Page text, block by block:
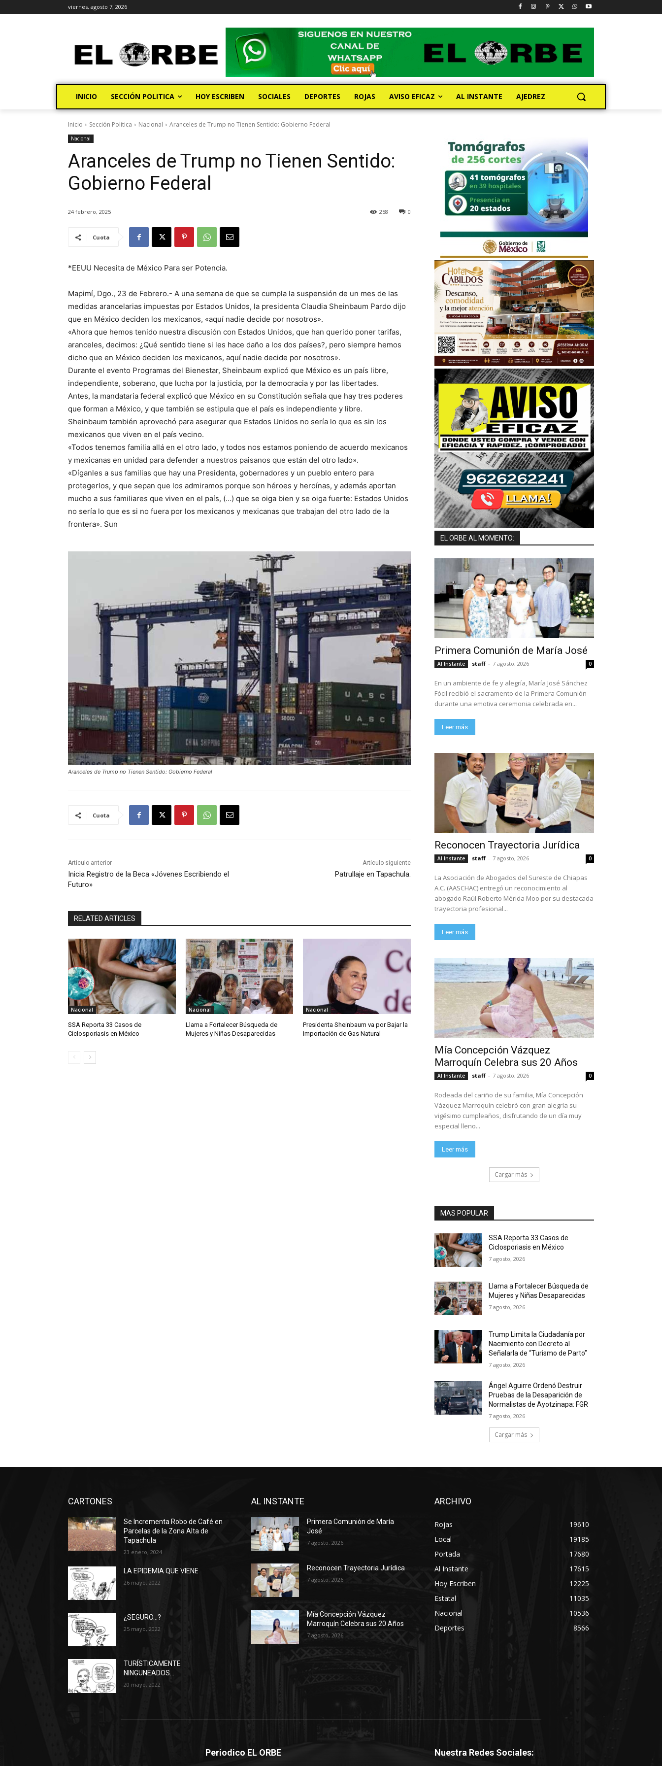
viernes, agosto 7, 2026
INICIO SECCIÓN POLITICA HOY ESCRIBEN SOCIALES DEPORTES ROJAS AVISO EFICAZ AL INSTANTE AJEDREZ
Inicio Sección Politica Nacional Aranceles de Trump no Tienen Sentido: Gobierno Federal
Nacional
Aranceles de Trump no Tienen Sentido:
Gobierno Federal
24 febrero, 2025 0
258
Cuota
*EEUU Necesita de México Para ser Potencia.
Mapimí, Dgo., 23 de Febrero.- A una semana de que se cumpla la suspensión de un mes de las
medidas arancelarias impuestas por Estados Unidos, la presidenta Claudia Sheinbaum Pardo dijo
que en México deciden los mexicanos, «aquí nadie decide por nosotros».
«Ahora que hemos tenido nuestra discusión con Estados Unidos, que han querido poner tarifas,
aranceles, decimos: ¿Qué sentido tiene si les hace daño a los dos países?, pero siempre hemos
dicho que en México deciden los mexicanos, aquí nadie decide por nosotros».
Durante el evento Programas del Bienestar, Sheinbaum explicó que México es un país libre,
independiente, soberano, que lucha por la justicia, por la democracia y por las libertades.
Antes, la mandataria federal explicó que México en su Constitución señala que hay tres poderes
que forman a México, y que también se estipula que el país es independiente y libre.
Sheinbaum también aprovechó para asegurar que Estados Unidos no sería lo que es sin los
mexicanos que viven en el país vecino.
«Todos tenemos familia allá en el otro lado, y todos nos estamos poniendo de acuerdo mexicanos
y mexicanas en unidad para defender a nuestros paisanos que están del otro lado».
«Díganles a sus familias que hay una Presidenta, gobernadores y un pueblo entero para
protegerlos, y que sepan que los admiramos porque son héroes y heroínas, y además aportan
mucho a sus familiares que viven en el país, (…) que se oiga bien y se oiga fuerte: Estados Unidos
no sería lo que es si no fuera por los mexicanos y mexicanas que trabajan del otro lado de la
frontera». Sun
Aranceles de Trump no Tienen Sentido: Gobierno Federal
Cuota
Artículo anterior
Inicia Registro de la Beca «Jóvenes Escribiendo el
Futuro»
Artículo siguiente
Patrullaje en Tapachula.
RELATED ARTICLES
Nacional
SSA Reporta 33 Casos de
Ciclosporiasis en México
Nacional
Llama a Fortalecer Búsqueda de
Mujeres y Niñas Desaparecidas
Nacional
Presidenta Sheinbaum va por Bajar la
Importación de Gas Natural
EL ORBE AL MOMENTO:
Primera Comunión de María José
Al Instante staff - 7 agosto, 2026 0
En un ambiente de fe y alegría, María José Sánchez
Fócil recibió el sacramento de la Primera Comunión
durante una emotiva ceremonia celebrada en...
Leer más
Reconocen Trayectoria Jurídica
Al Instante staff - 7 agosto, 2026 0
La Asociación de Abogados del Sureste de Chiapas
A.C. (AASCHAC) entregó un reconocimiento al
abogado Raúl Roberto Mérida Moo por su destacada
trayectoria profesional...
Leer más
Mía Concepción Vázquez
Marroquín Celebra sus 20 Años
Al Instante staff - 7 agosto, 2026 0
Rodeada del cariño de su familia, Mía Concepción
Vázquez Marroquín celebró con gran alegría su
vigésimo cumpleaños, disfrutando de un día muy
especial lleno...
Leer más
Cargar más
MAS POPULAR
SSA Reporta 33 Casos de
Ciclosporiasis en México
7 agosto, 2026
Llama a Fortalecer Búsqueda de
Mujeres y Niñas Desaparecidas
7 agosto, 2026
Trump Limita la Ciudadanía por
Nacimiento con Decreto al
Señalarla de “Turismo de Parto”
7 agosto, 2026
Ángel Aguirre Ordenó Destruir
Pruebas de la Desaparición de
Normalistas de Ayotzinapa: FGR
7 agosto, 2026
Cargar más
CARTONES
Se Incrementa Robo de Café en
Parcelas de la Zona Alta de
Tapachula
23 enero, 2024
LA EPIDEMIA QUE VIENE
26 mayo, 2022
¿SEGURO…?
25 mayo, 2022
TURÍSTICAMENTE
NINGUNEADOS…
20 mayo, 2022
AL INSTANTE
Primera Comunión de María
José
7 agosto, 2026
Reconocen Trayectoria Jurídica
7 agosto, 2026
Mía Concepción Vázquez
Marroquín Celebra sus 20 Años
7 agosto, 2026
ARCHIVO
Rojas
19610
Local
19185
Portada
17680
Al Instante
17615
Hoy Escriben
12225
Estatal
11035
Nacional
10536
Deportes
8566
Periodico EL ORBE Nuestra Redes Sociales: